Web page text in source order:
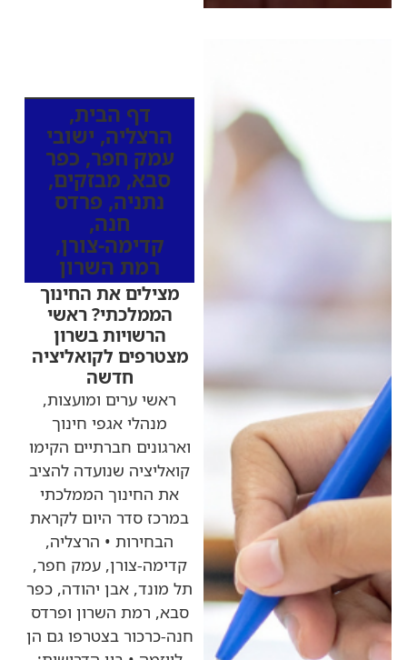
דף הבית,
הרצליה, ישובי
עמק חפר, כפר
סבא, מבזקים,
נתניה, פרדס
חנה,
קדימה-צורן,
רמת השרון
מצילים את החינוך
הממלכתי? ראשי
הרשויות בשרון
מצטרפים לקואליציה
חדשה
ראשי ערים ומועצות,
מנהלי אגפי חינוך
וארגונים חברתיים הקימו
קואליציה שנועדה להציב
את החינוך הממלכתי
במרכז סדר היום לקראת
הבחירות • הרצליה,
קדימה-צורן, עמק חפר,
תל מונד, אבן יהודה, כפר
סבא, רמת השרון ופרדס
חנה-כרכור בצטרפו גם הן